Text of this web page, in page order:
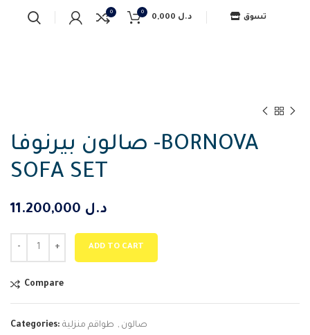
0 0
د.ل تسوق
صالون بيرنوفا -BORNOVA
SOFA SET
د.ل
ADD TO CART
Compare
Categories: صالون , طواقم منزلية